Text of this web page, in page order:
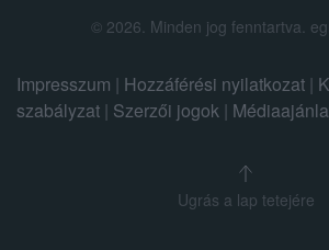
© 2026. Minden jog fenntartva.
Impresszum | Hozzáférési nyilatkozat |
szabályzat | Szerzői jogok |
Ugrás a lap tetejére